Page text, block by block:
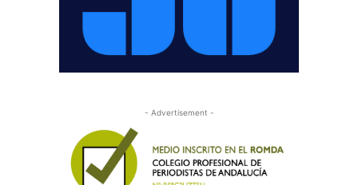
- Advertisement -